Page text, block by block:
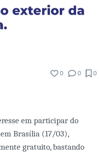
0 0 0
em participar do
Brasília (17/03),
gratuito, bastando